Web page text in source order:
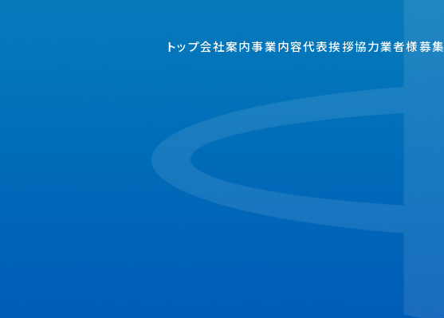
トップ会社案内事業内容代表挨拶協力業者様募集